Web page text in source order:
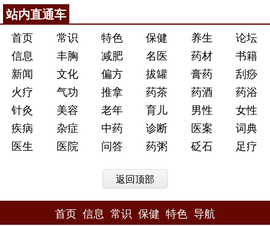
站内直通车
首页 常识 特色 保健 养生
论坛
信息
丰胸 减肥 名医 药材
书籍
新闻
文化 偏方 拔罐 膏药
刮痧
火疗
气功 推拿 药茶 药酒
药浴
针灸
美容 老年 育儿 男性
女性
疾病
杂症 中药 诊断 医案
词典
医生
医院 问答 药粥 砭石 足疗
返回顶部
首页 信息 常识 保健 特色 导航